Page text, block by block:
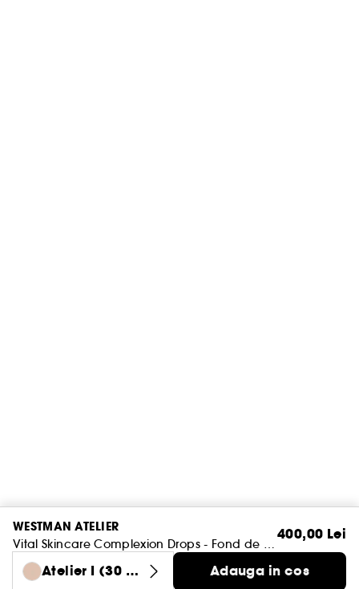
WESTMAN ATELIER
Vital Skincare Complexion Drops - Fond de ten iluminator cu formulă lichidă
400,00 Lei
Atelier I (30 m
Adauga in cos